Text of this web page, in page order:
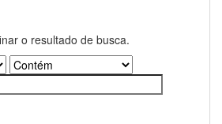
o resultado de busca.